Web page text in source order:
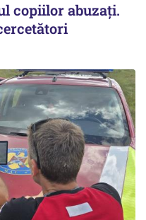
copiilor abuzați.